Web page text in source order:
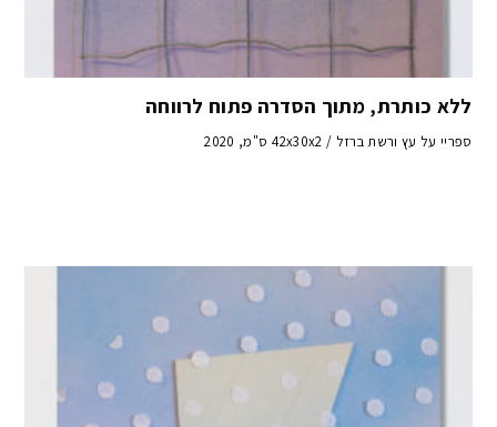
ללא כותרת, מתוך הסדרה פתוח לרווחה
ספריי על עץ ורשת ברזל / 42x30x2 ס"מ, 2020